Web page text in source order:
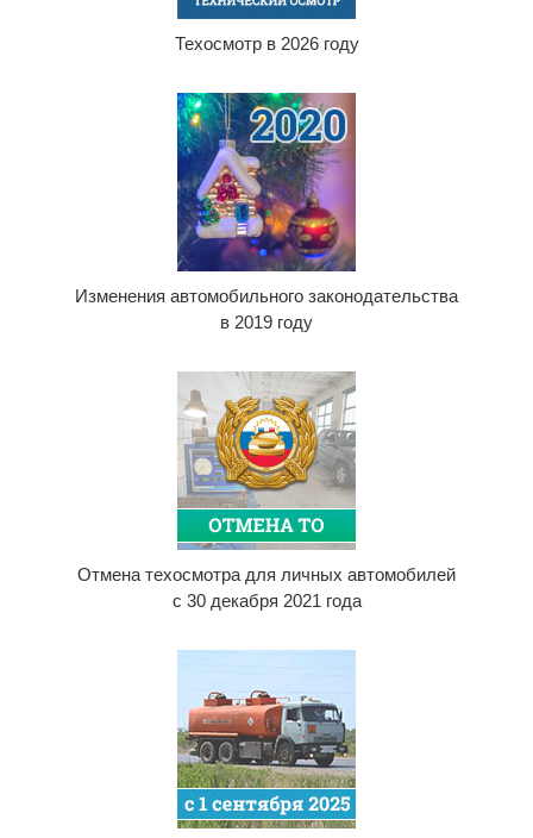
Техосмотр в 2026 году
Изменения автомобильного законодательства
в 2019 году
Отмена техосмотра для личных автомобилей
с 30 декабря 2021 года